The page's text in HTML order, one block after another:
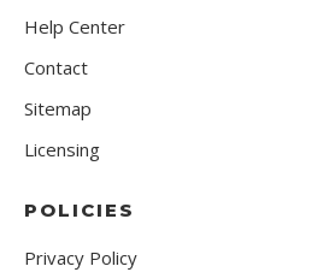
Help Center
Contact
Sitemap
Licensing
POLICIES
Privacy Policy